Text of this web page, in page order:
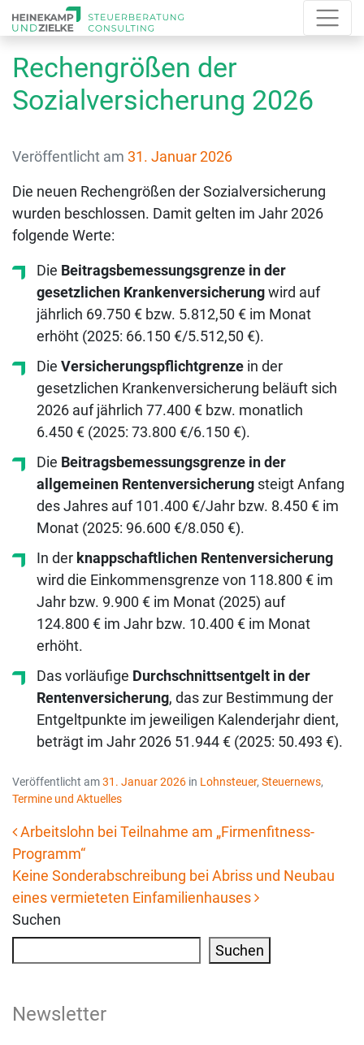
Rechengrößen der
Sozialversicherung 2026
Veröffentlicht am 31. Januar 2026
Die neuen Rechengrößen der Sozialversicherung
wurden beschlossen. Damit gelten im Jahr 2026
folgende Werte:
Die Beitragsbemessungsgrenze in der
gesetzlichen Krankenversicherungwird auf
jährlich 69.750 € bzw. 5.812,50 € im Monat
erhöht (2025: 66.150 €/5.512,50 €).
Die Versicherungspflichtgrenze in der
gesetzlichen Krankenversicherung beläuft sich
2026 auf jährlich 77.400 € bzw. monatlich
6.450 € (2025: 73.800 €/6.150 €).
Die Beitragsbemessungsgrenze in der
allgemeinen Rentenversicherung steigt Anfang
des Jahres auf 101.400 €/Jahr bzw. 8.450 € im
Monat (2025: 96.600 €/8.050 €).
In der knappschaftlichen Rentenversicherung
wird die Einkommensgrenze von 118.800 € im
Jahr bzw. 9.900 € im Monat (2025) auf
124.800 € im Jahr bzw. 10.400 € im Monat
erhöht.
Das vorläufige Durchschnittsentgelt in der
Rentenversicherung, das zur Bestimmung der
Entgeltpunkte im jeweiligen Kalenderjahr dient,
beträgt im Jahr 2026 51.944 € (2025: 50.493 €).
Veröffentlicht am31. Januar 2026 in Lohnsteuer, Steuernews,
Termine und Aktuelles
Beitrags-Navigation
Arbeitslohn bei Teilnahme am „Firmenfitness-
Programm“
Keine Sonderabschreibung bei Abriss und Neubau
eines vermieteten Einfamilienhauses
Suchen
Suchen
Newsletter